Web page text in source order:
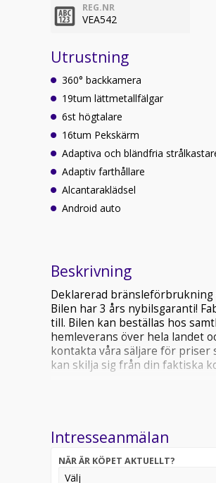
REG.NR
VEA542
Utrustning
360° backkamera
19tum lättmetallfälgar
6st högtalare
16tum Pekskärm
Adaptiva och bländfria
Adaptiv farthållare
Alcantaraklädsel
Android auto
Beskrivning
Deklarerad bränsleförbrukning
Bilen har 3 års nybilsgaranti!
till. Bilen kan beställas hos
hemleverans över hela landet
kontakta våra säljare för priser
kan skilja sig från din faktiska
Intresseanmälan
NÄR ÄR KÖPET AKTUELLT?